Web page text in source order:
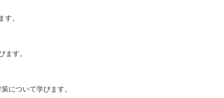
。
ます。
について学びます。